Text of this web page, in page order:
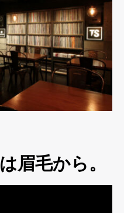
眉毛から。